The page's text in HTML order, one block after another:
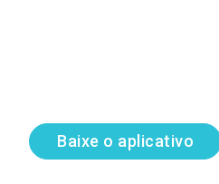
Baixe o aplicativo